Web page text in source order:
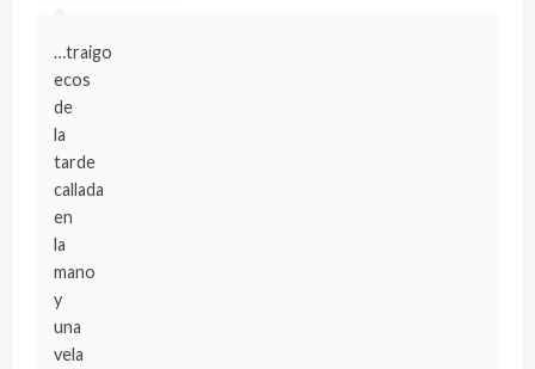
…traigo
ecos
de
la
tarde
callada
en
la
mano
y
una
vela